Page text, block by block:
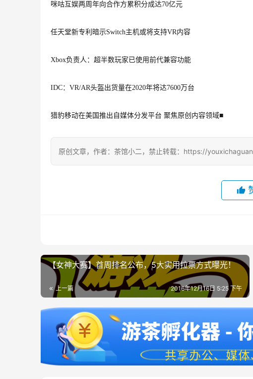
咪咕互娱两周年向合作方累积分成达70亿元
任天堂新专利暗示Switch主机或将支持VR内容
Xbox负责人：超半数玩家已使用前代兼容功能
IDC：VR/AR头盔出货量在2020年将达7600万台
猎豹移动在美国推出自媒体分发平台 聚焦原创内容领域■
原创文章，作者：茶馆小二，禁止转载：https://
【女神大赛】首周排名公布，5大实用拉票方式曝光！
上一篇 2016年12月16日 5:25 下午